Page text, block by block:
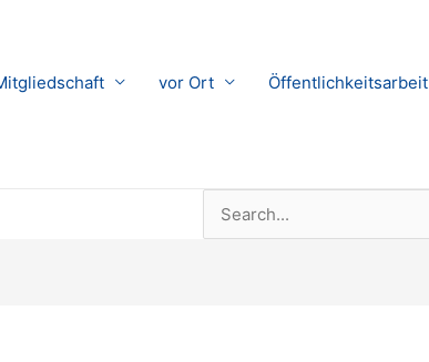
vor Ort Öffentlichkeitsarbeit
Suchen
nach: